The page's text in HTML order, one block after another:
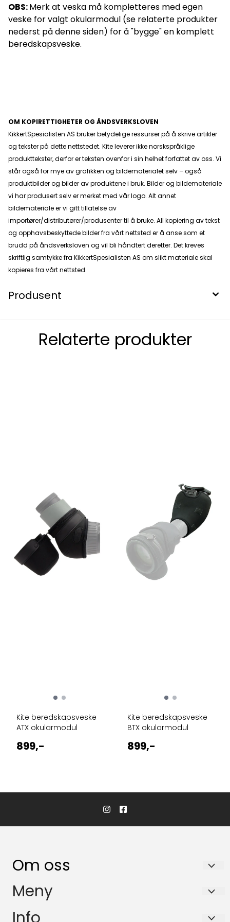
OBS:Merk at veska må kompletteres med egen
veske for valgt okularmodul (se relaterte produkter
nederst på denne siden) for å "bygge" en komplett
beredskapsveske.
OM KOPIRETTIGHETER OG ÅNDSVERKSLOVEN
KikkertSpesialisten AS bruker betydelige ressurser på å skrive artikler
og tekster på dette nettstedet. Kite leverer ikke norskspråklige
produkttekster, derfor er teksten ovenfor i sin helhet forfattet av oss. Vi
står også for mye av grafikken og bildematerialet selv – også
produktbilder og bilder av produktene i bruk. Bilder og bildemateriale
vi har produsert selv er merket med vår logo. Alt annet
bildemateriale er vi gitt tillatelse av
importører/distributører/produsenter til å bruke. All kopiering av tekst
og opphavsbeskyttede bilder fra vårt nettsted er å anse som et
brudd på åndsverksloven og vil bli håndtert deretter. Det kreves
skriftlig samtykke fra KikkertSpesialisten AS om slikt materiale skal
kopieres fra vårt nettsted.
Produsent
Relaterte produkter
Kite beredskapsveske
ATX okularmodul
899,-
Kite beredskapsveske
BTX okularmodul
899,-
Om oss
KikkertSpesialisten AS
Ingvald Ystgaards veg 15
Meny
Salgsbetingelser